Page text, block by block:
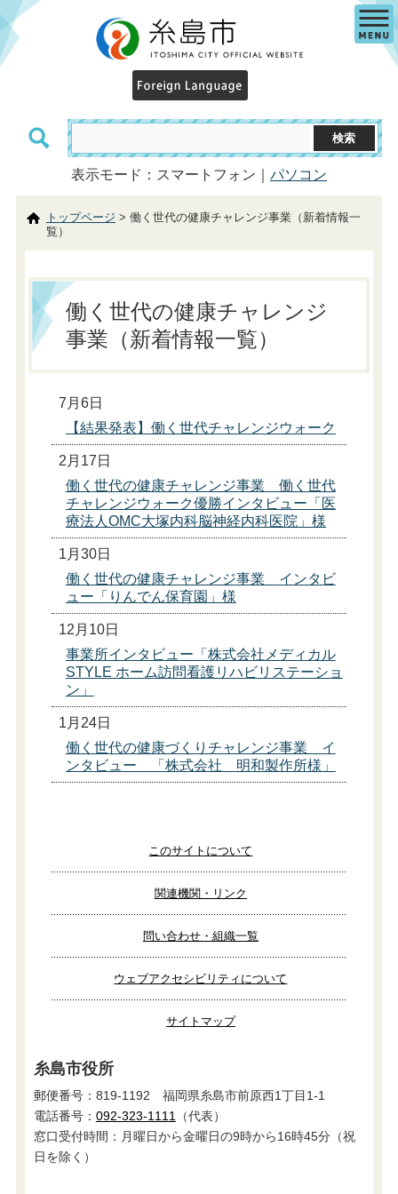
表示モード：スマートフォン｜ パソコン
トップページ > 働く世代の健康チャレンジ事業（新着情報一
覧）
働く世代の健康チャレンジ
事業（新着情報一覧）
7月6日
【結果発表】働く世代チャレンジウォーク
2月17日
働く世代の健康チャレンジ事業 働く世代
チャレンジウォーク優勝インタビュー「医
療法人OMC大塚内科脳神経内科医院」様
1月30日
働く世代の健康チャレンジ事業 インタビ
ュー「りんでん保育園」様
12月10日
事業所インタビュー「株式会社メディカル
STYLE ホーム訪問看護リハビリステーショ
ン」
1月24日
働く世代の健康づくりチャレンジ事業 イ
ンタビュー 「株式会社 明和製作所様」
このサイトについて
関連機関・リンク
問い合わせ・組織一覧
ウェブアクセシビリティについて
サイトマップ
糸島市役所
郵便番号：819-1192 福岡県糸島市前原西1丁目1-1
電話番号： 092-323-1111（代表）
窓口受付時間：月曜日から金曜日の9時から16時45分（祝
日を除く）